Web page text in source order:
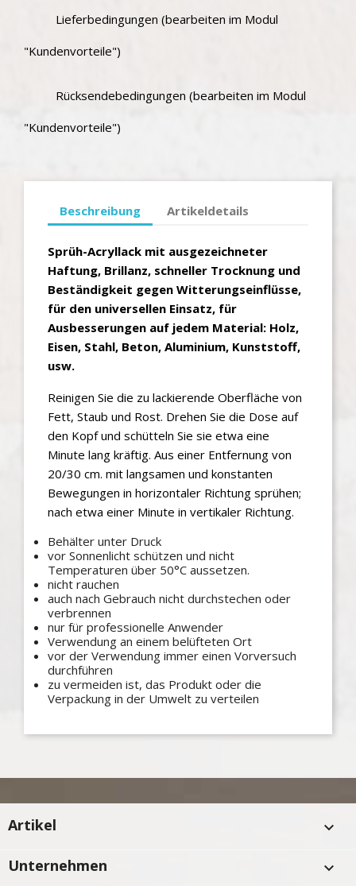
Lieferbedingungen (bearbeiten im Modul
"Kundenvorteile")
Rücksendebedingungen (bearbeiten im Modul
"Kundenvorteile")
Beschreibung Artikeldetails
Sprüh-Acryllack mit ausgezeichneter
Haftung, Brillanz, schneller Trocknung und
Beständigkeit gegen Witterungseinflüsse,
für den universellen Einsatz, für
Ausbesserungen auf jedem Material: Holz,
Eisen, Stahl, Beton, Aluminium, Kunststoff,
usw.
Reinigen Sie die zu lackierende Oberfläche von
Fett, Staub und Rost. Drehen Sie die Dose auf
den Kopf und schütteln Sie sie etwa eine
Minute lang kräftig. Aus einer Entfernung von
20/30 cm. mit langsamen und konstanten
Bewegungen in horizontaler Richtung sprühen;
nach etwa einer Minute in vertikaler Richtung.
Behälter unter Druck
vor Sonnenlicht schützen und nicht
Temperaturen über 50°C aussetzen.
nicht rauchen
auch nach Gebrauch nicht durchstechen oder
verbrennen
nur für professionelle Anwender
Verwendung an einem belüfteten Ort
vor der Verwendung immer einen Vorversuch
durchführen
zu vermeiden ist, das Produkt oder die
Verpackung in der Umwelt zu verteilen
Artikel

Unternehmen
